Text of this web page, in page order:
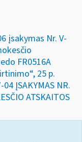
įsakymas Nr. V-
FR0516A
25 p.
ĮSAKYMAS NR.
ATSKAITOS